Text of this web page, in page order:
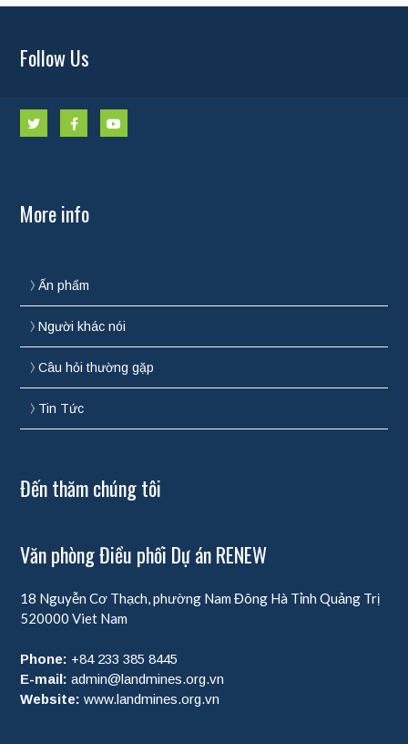
Follow Us
More info
Ấn phẩm
Người khác nói
Câu hỏi thường gặp
Tin Tức
Đến thăm chúng tôi
Văn phòng Điều phối Dự án RENEW
18 Nguyễn Cơ Thạch, phường Nam Đông Hà Tỉnh Quảng Trị
520000 Viet Nam
Phone: +84 233 385 8445
E-mail: admin@landmines.org.vn
Website: www.landmines.org.vn